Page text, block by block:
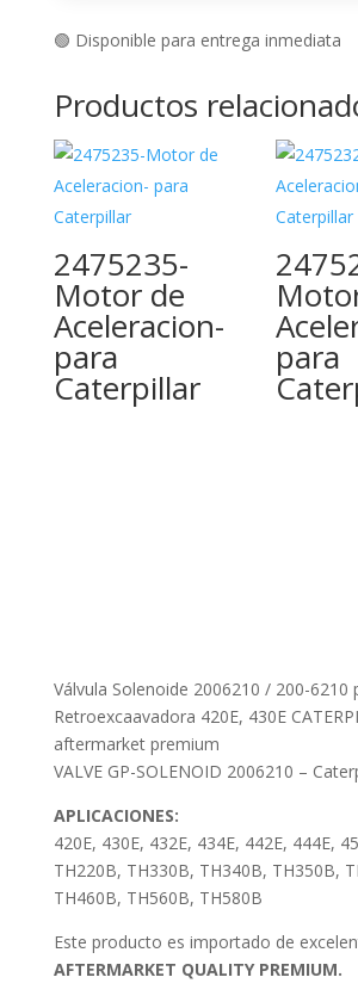
🟢 Disponible para entrega inmediata
Productos
2475235-
Motor de
Aceleracion-
para
Caterpillar
para
Válvula Solenoide 2006210 / 200-6210
Retroexcaavadora 420E, 430E
aftermarket premium
VALVE GP-SOLENOID 2006210 –
APLICACIONES:
420E, 430E, 432E, 434E, 442E, 444E,
TH220B, TH330B, TH340B, TH350B,
TH460B, TH560B, TH580B
Este producto es importado de
AFTERMARKET QUALITY PREMIUM.